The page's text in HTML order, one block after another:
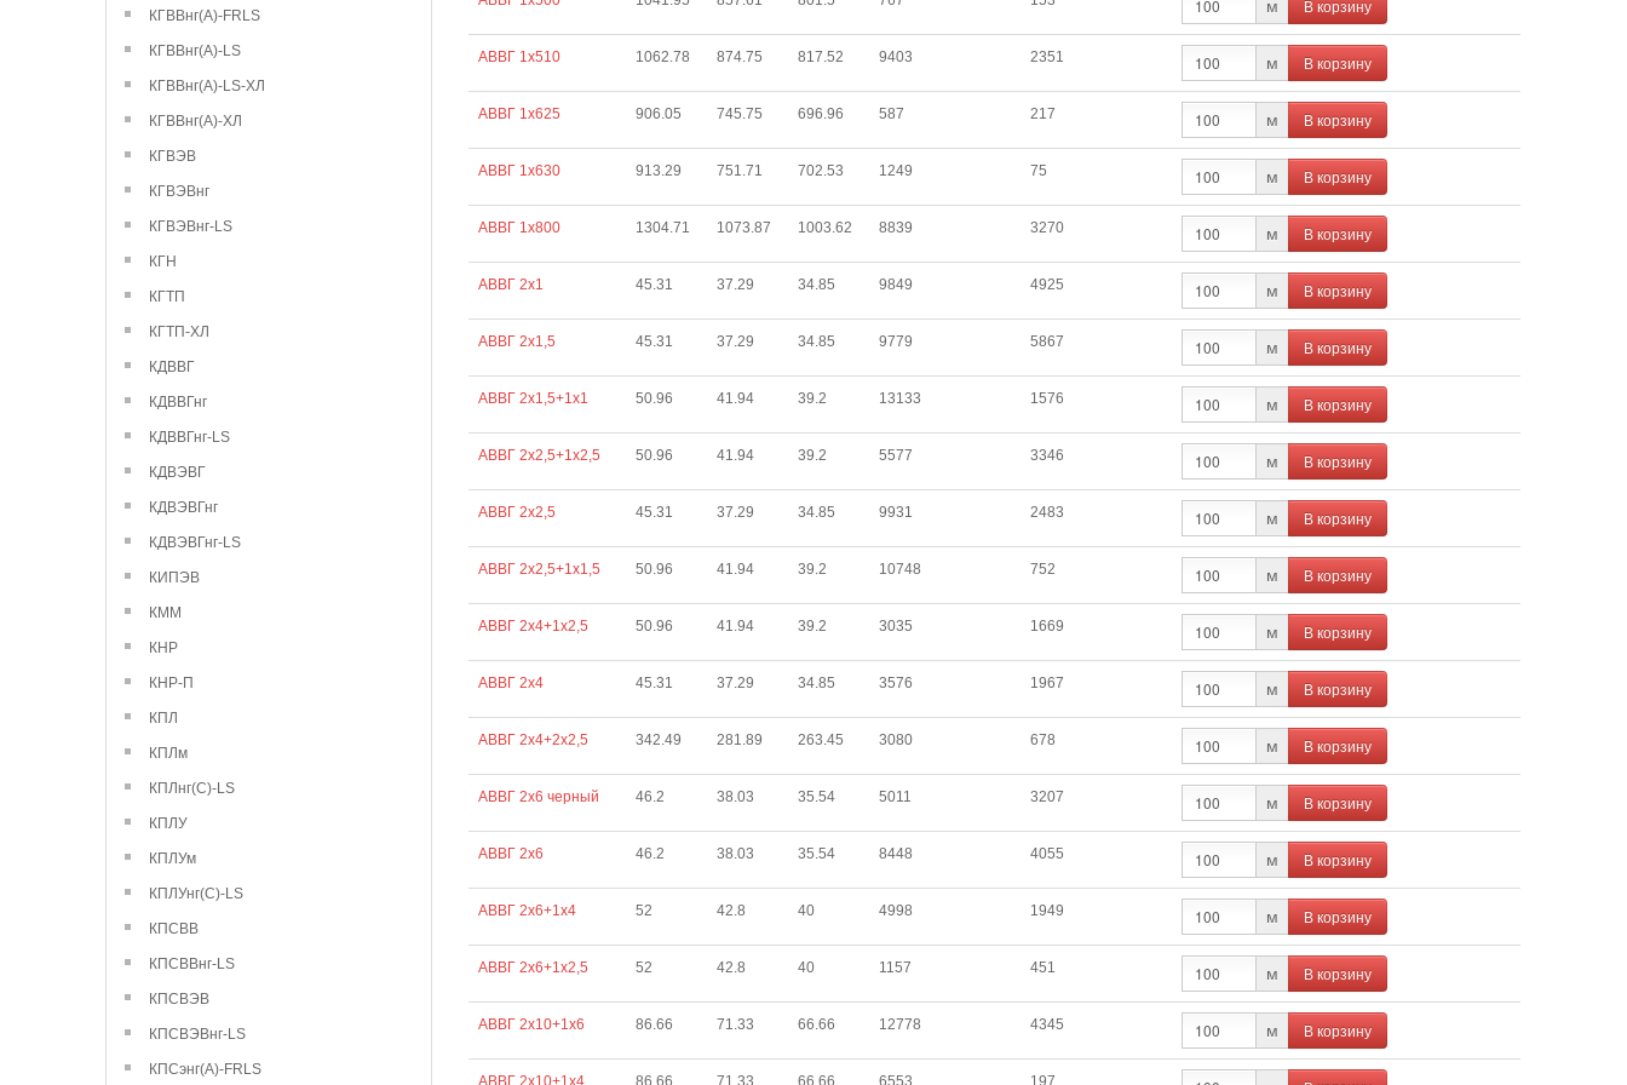
КГВВнг(А)-FRLS
КГВВнг(А)-LS
КГВВнг(А)-LS-ХЛ
КГВВнг(А)-ХЛ
КГВЭВ
КГВЭВнг
КГВЭВнг-LS
КГН
КГТП
КГТП-ХЛ
КДВВГ
КДВВГнг
КДВВГнг-LS
КДВЭВГ
КДВЭВГнг
КДВЭВГнг-LS
КИПЭВ
КММ
КНР
КНР-П
КПЛ
КПЛм
КПЛнг(С)-LS
КПЛУ
КПЛУм
КПЛУнг(С)-LS
КПСВВ
КПСВВнг-LS
КПСВЭВ
КПСВЭВнг-LS
КПСэнг(А)-FRLS
м В корзину
АВВГ 1х510 1062.78 874.75 817.52 9403 2351 м В корзину
АВВГ 1х625 906.05 745.75 696.96 587 217 м В корзину
АВВГ 1х630 913.29 751.71 702.53 1249 75 м В корзину
АВВГ 1х800 1304.71 1073.87 1003.62 8839 3270 м В корзину
АВВГ 2х1 45.31 37.29 34.85 9849 4925 м В корзину
АВВГ 2х1,5 45.31 37.29 34.85 9779 5867 м В корзину
АВВГ 2х1,5+1х1 50.96 41.94 39.2 13133 1576 м В корзину
АВВГ 2х2,5+1х2,5 50.96 41.94 39.2 5577 3346 м В корзину
АВВГ 2х2,5 45.31 37.29 34.85 9931 2483 м В корзину
АВВГ 2х2,5+1х1,5 50.96 41.94 39.2 10748 752 м В корзину
АВВГ 2х4+1х2,5 50.96 41.94 39.2 3035 1669 м В корзину
АВВГ 2х4 45.31 37.29 34.85 3576 1967 м В корзину
АВВГ 2х4+2х2,5 342.49 281.89 263.45 3080 678 м В корзину
АВВГ 2х6 черный 46.2 38.03 35.54 5011 3207 м В корзину
АВВГ 2х6 46.2 38.03 35.54 8448 4055 м В корзину
АВВГ 2х6+1х4 52 42.8 40 4998 1949 м В корзину
АВВГ 2х6+1х2,5 52 42.8 40 1157 451 м В корзину
АВВГ 2х10+1х6 86.66 71.33 66.66 12778 4345 м В корзину
АВВГ 2х10+1х4 86.66 71.33 66.66 6553 197